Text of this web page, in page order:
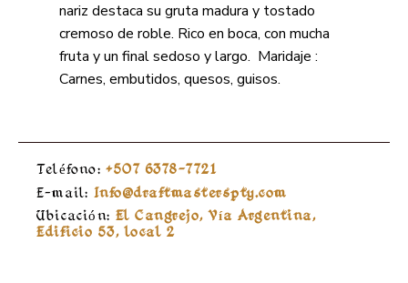
nariz destaca su gruta madura y tostado
cremoso de roble. Rico en boca, con mucha
fruta y un final sedoso y largo. Maridaje :
Carnes, embutidos, quesos, guisos.
Teléfono: +507 6378-7721
E-mail: Info@draftmasterspty.com
Ubicación: El Cangrejo, Vía Argentina,
Edificio 53, local 2